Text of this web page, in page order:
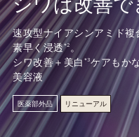
速攻型ナイアシンアミド複
素早く浸透*2 。
シワ改善＋美白 *3ケアもか
美容液
医薬部外品 リニューアル